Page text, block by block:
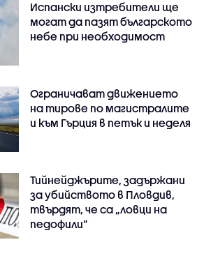
Испански изтребители ще
могат да пазят българското
небе при необходимост
Ограничават движението
на тирове по магистралите
и към Гърция в петък и неделя
Тийнейджърите, задържани
за убийството в Пловдив,
твърдят, че са „ловци на
педофили”